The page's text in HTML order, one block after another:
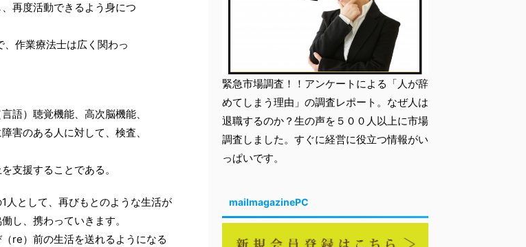
再度活動できるよう身につ
作業療法士は広く関わっ
語）聴覚機能、高次脳機能、
害のある人に対して、検査、
支援することである。
人として、再びもとのような生活が
し、携わっていきます。
re）前の生活を送れるようになる
緊急市場調査！！アンケートによる「人が辞
めてしまう理由」の調査レポート。なぜ人は
退職するのか？生の声を５００人以上に市場
調査しました。すぐに経営に役立つ情報がい
っぱいです。
mailmagazinePC